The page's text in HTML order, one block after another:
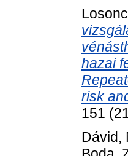
hazai
risk
151
Dávid,